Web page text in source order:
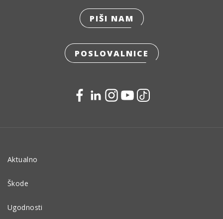
PIŠI NAM
POSLOVALNICE
Aktualno
Škode
Ugodnosti